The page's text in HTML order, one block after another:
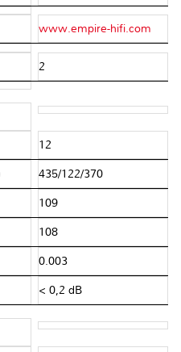
www.empire-hifi.com
2
12
435/122/370
109
108
0.003
< 0,2 dB